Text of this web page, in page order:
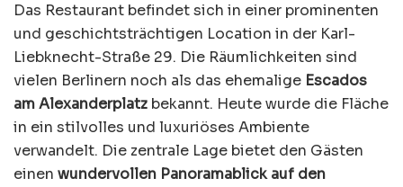
Das Restaurant befindet sich in einer prominenten
und geschichtsträchtigen Location in der Karl-
Liebknecht-Straße 29. Die Räumlichkeiten sind
vielen Berlinern noch als das ehemalige Escados
am Alexanderplatz bekannt. Heute wurde die Fläche
in ein stilvolles und luxuriöses Ambiente
verwandelt. Die zentrale Lage bietet den Gästen
einen wundervollen Panoramablick auf den